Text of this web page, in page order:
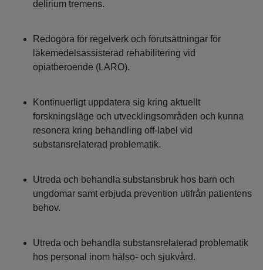
delirium tremens.
Redogöra för regelverk och förutsättningar för
läkemedelsassisterad rehabilitering vid
opiatberoende (LARO).
Kontinuerligt uppdatera sig kring aktuellt
forskningsläge och utvecklingsområden och kunna
resonera kring behandling off-label vid
substansrelaterad problematik.
Utreda och behandla substansbruk hos barn och
ungdomar samt erbjuda prevention utifrån patientens
behov.
Utreda och behandla substansrelaterad problematik
hos personal inom hälso- och sjukvård.